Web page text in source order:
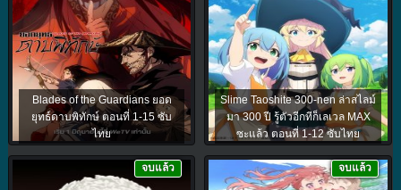
Blades of the Guardians ยอด
ยุทธ์ดาบพิทักษ์ ตอนที่ 1-15 ซับ
ไทย
Slime Taoshite 300-nen ล่าสไลม์
มา 300 ปี รู้ตัวอีกทีก็เลเวล MAX
ซะแล้ว ตอนที่ 1-12 ซับไทย
จบแล้ว จบแล้ว